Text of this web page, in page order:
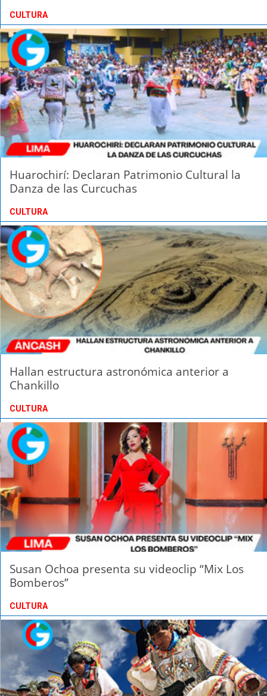
CULTURA
Huarochirí: Declaran Patrimonio Cultural la
Danza de las Curcuchas
CULTURA
Hallan estructura astronómica anterior a
Chankillo
CULTURA
Susan Ochoa presenta su videoclip “Mix Los
Bomberos”
CULTURA